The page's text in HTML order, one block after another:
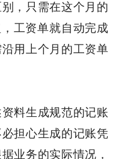
，只需在这个月的
工资单就自动完成
用上个月的工资单
料生成规范的记账
担心生成的记账凭
业务的实际情况，